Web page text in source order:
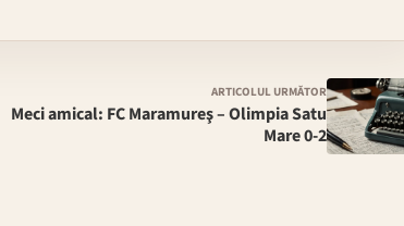
ARTICOLUL URMĂTOR
Meci amical: FC Maramureş – Olimpia Satu
Mare 0-2